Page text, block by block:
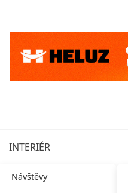
INTERIÉR
Návštěvy